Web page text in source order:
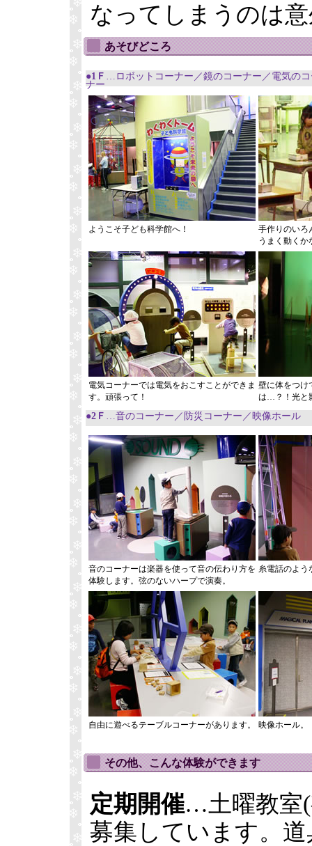
なってしまうのは
あそびどころ
●1Ｆ …ロボットコーナー／鏡のコーナー／電気の
ナー
ようこそ子ども科学館へ！
手作りのいろ
うまく動くか
電気コーナーでは電気をおこすことができま
す。頑張って！
壁に体をつけ
は…？！光と
●2Ｆ …音のコーナー／防災コーナー／映像ホール
音のコーナーは楽器を使って音の伝わり方を
体験します。弦のないハープで演奏。
糸電話のよう
自由に遊べるテーブルコーナーがあります。 映像ホール。
その他、こんな体験ができます
定期開催…土曜教室
募集しています。